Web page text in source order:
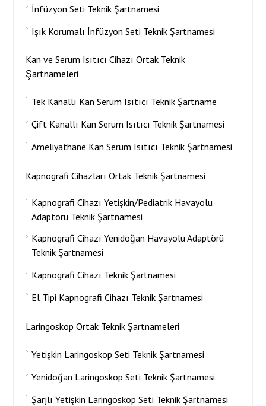
İnfüzyon Seti Teknik Şartnamesi
Işık Korumalı İnfüzyon Seti Teknik Şartnamesi
Kan ve Serum Isıtıcı Cihazı Ortak Teknik
Şartnameleri
Tek Kanallı Kan Serum Isıtıcı Teknik Şartname
Çift Kanallı Kan Serum Isıtıcı Teknik Şartnamesi
Ameliyathane Kan Serum Isıtıcı Teknik Şartnamesi
Kapnografi Cihazları Ortak Teknik Şartnamesi
Kapnografi Cihazı Yetişkin/Pediatrik Havayolu
Adaptörü Teknik Şartnamesi
Kapnografi Cihazı Yenidoğan Havayolu Adaptörü
Teknik Şartnamesi
Kapnografi Cihazı Teknik Şartnamesi
El Tipi Kapnografi Cihazı Teknik Şartnamesi
Laringoskop Ortak Teknik Şartnameleri
Yetişkin Laringoskop Seti Teknik Şartnamesi
Yenidoğan Laringoskop Seti Teknik Şartnamesi
Şarjlı Yetişkin Laringoskop Seti Teknik Şartnamesi